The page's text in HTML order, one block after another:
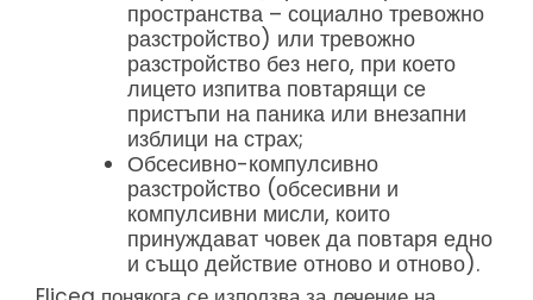
пространства – социално тревожно
разстройство) или тревожно
разстройство без него, при което
лицето изпитва повтарящи се
пристъпи на паника или внезапни
изблици на страх;
Обсесивно-компулсивно
разстройство (обсесивни и
компулсивни мисли, които
принуждават човек да повтаря едно
и също действие отново и отново).